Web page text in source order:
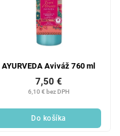
AYURVEDA Aviváž 760 ml
6,10 € bez DPH
7,50 €
Do košíka